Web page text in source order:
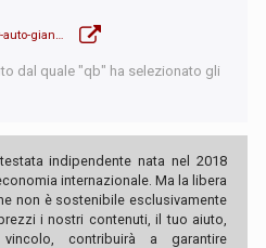
dal quale "qb" ha selezionato gli
indipendente nata nel 2018
internazionale. Ma la libera
non è sostenibile esclusivamente
i nostri contenuti, il tuo aiuto,
contribuirà a garantire